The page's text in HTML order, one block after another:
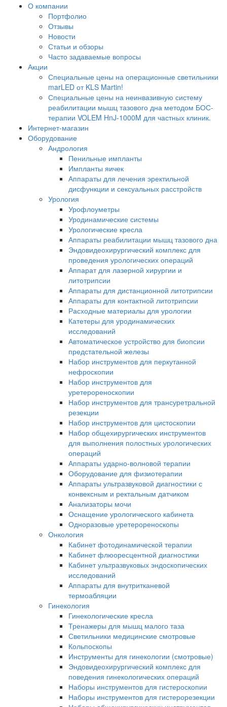
О компании
Портфолио
Отзывы
Новости
Статьи и обзоры
Часто задаваемые вопросы
Акции
Специальные цены на операционные светильники
marLED от KLS Martin!
Специальные цены на неинвазивную систему
реабилитации мышц тазового дна методом БОС-
терапии VOLEM HnJ-1000M для частных клиник.
Интернет-магазин
Оборудование
Андрология
Пенильные импланты
Импланты яичек
Аппараты для лечения эректильной
дисфункции и сексуальных расстройств
Урология
Урофлоуметры
Уродинамические системы
Урологические кресла
Аппараты реабилитации мышц тазового дна
Эндовидеохирургический комплекс для
проведения урологических операций
Аппарат для лазерной хирургии и
литотрипсии
Аппараты для дистанционной литотрипсии
Аппараты для контактной литотрипсии
Расходные материалы для урологии
Катетеры для уродинамических
исследований
Автоматическое устройство для биопсии
предстательной железы
Набор инструментов для перкутанной
нефроскопии
Набор инструментов для
уретерореноскопии
Набор инструментов для трансуретральной
резекции
Набор инструментов для цистоскопии
Набор общехирургических инструментов
для выполнения полостных урологических
операций
Аппараты ударно-волновой терапии
Оборудование для физиотерапии
Аппараты ультразвуковой диагностики с
конвексным и ректальным датчиком
Анализаторы мочи
Оснащение урологического кабинета
Одноразовые уретерореноскопы
Онкология
Кабинет фотодинамической терапии
Кабинет флюоресцентной диагностики
Кабинет ультразвуковых эндоскопических
исследований
Аппараты для внутритканевой
термоабляции
Гинекология
Гинекологические кресла
Тренажеры для мышц малого таза
Светильники медицинские смотровые
Кольпоскопы
Инструменты для гинекологии (смотровые)
Эндовидеохирургический комплекс для
поведения гинекологических операций
Наборы инструментов для гистероскопии
Наборы инструментов для гистерорезекции